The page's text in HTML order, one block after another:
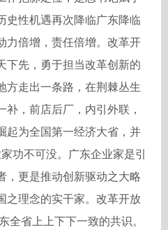
史性机遇再次降临广东降临
力倍增，责任倍增。改革开
下先，勇于担当改革创新的
方走出一条路，在荆棘丛生
，前店后厂，内引外联，
起为全国第一经济大省，并
功不可没。广东企业家是引
，更是推动创新驱动之大略
之理念的实干家。改革开放
全省上上下下一致的共识。